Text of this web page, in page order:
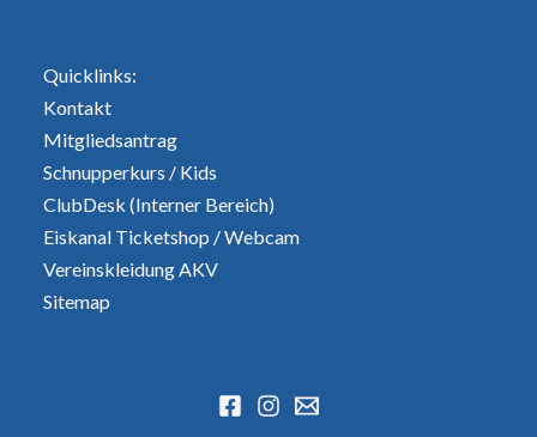
Quicklinks:
Kontakt
Mitgliedsantrag
Schnupperkurs / Kids
ClubDesk (Interner Bereich)
Eiskanal Ticketshop /Webcam
Vereinskleidung AKV
Sitemap